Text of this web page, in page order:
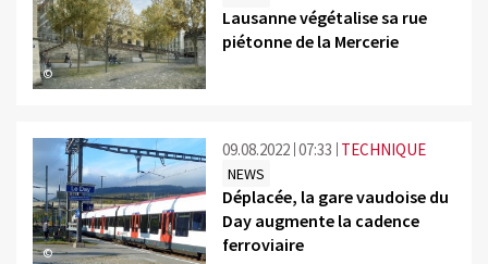
©
Lausanne végétalise sa rue
piétonne de la Mercerie
©
09.08.2022 07:33 TECHNIQUE
NEWS
Déplacée, la gare vaudoise du
Day augmente la cadence
ferroviaire